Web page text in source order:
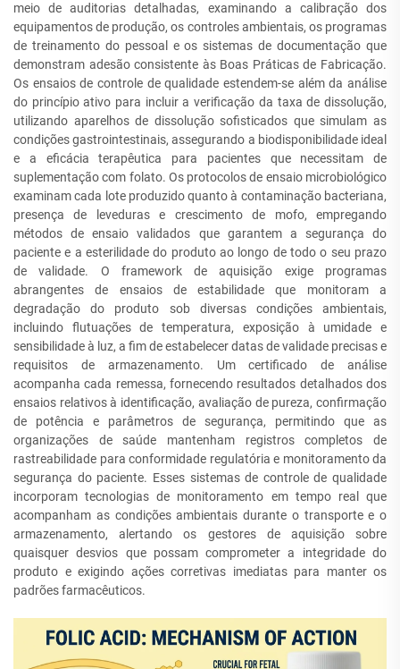
meio de auditorias detalhadas, examinando a calibração dos
equipamentos de produção, os controles ambientais, os programas
de treinamento do pessoal e os sistemas de documentação que
demonstram adesão consistente às Boas Práticas de Fabricação.
Os ensaios de controle de qualidade estendem-se além da análise
do princípio ativo para incluir a verificação da taxa de dissolução,
utilizando aparelhos de dissolução sofisticados que simulam as
condições gastrointestinais, assegurando a biodisponibilidade ideal
e a eficácia terapêutica para pacientes que necessitam de
suplementação com folato. Os protocolos de ensaio microbiológico
examinam cada lote produzido quanto à contaminação bacteriana,
presença de leveduras e crescimento de mofo, empregando
métodos de ensaio validados que garantem a segurança do
paciente e a esterilidade do produto ao longo de todo o seu prazo
de validade. O framework de aquisição exige programas
abrangentes de ensaios de estabilidade que monitoram a
degradação do produto sob diversas condições ambientais,
incluindo flutuações de temperatura, exposição à umidade e
sensibilidade à luz, a fim de estabelecer datas de validade precisas e
requisitos de armazenamento. Um certificado de análise
acompanha cada remessa, fornecendo resultados detalhados dos
ensaios relativos à identificação, avaliação de pureza, confirmação
de potência e parâmetros de segurança, permitindo que as
organizações de saúde mantenham registros completos de
rastreabilidade para conformidade regulatória e monitoramento da
segurança do paciente. Esses sistemas de controle de qualidade
incorporam tecnologias de monitoramento em tempo real que
acompanham as condições ambientais durante o transporte e o
armazenamento, alertando os gestores de aquisição sobre
quaisquer desvios que possam comprometer a integridade do
produto e exigindo ações corretivas imediatas para manter os
padrões farmacêuticos.